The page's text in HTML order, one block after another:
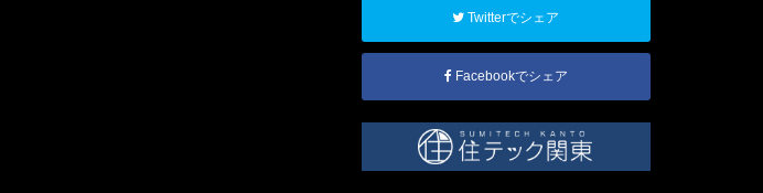
Twitterでシェア
Facebookでシェア